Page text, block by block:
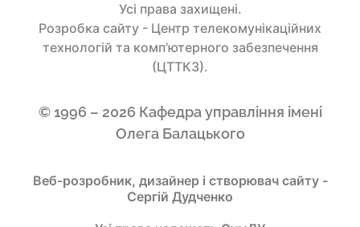
Усi права захищенi.
Розробка сайту - Центр телекомунікаційних
технологій та комп’ютерного забезпечення
(ЦТТКЗ).
© 1996 – 2026 Кафедра управління імені
Олега Балацького
Веб-розробник, дизайнер і створювач сайту -
Сергій Дудченко